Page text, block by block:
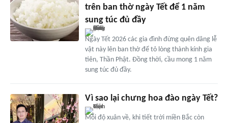
trên ban thờ ngày Tết để 1 năm
sung túc đủ đầy
Ngày Tết 2026 các gia đình đừng quên dâng lễ
vật này lên ban thờ để tỏ lòng thành kính gia
tiên, Thần Phật. Đồng thời, cầu mong 1 năm
sung túc đủ đầy.
Vì sao lại chưng hoa đào ngày Tết?
Mỗi độ xuân về, khi tiết trời miền Bắc còn